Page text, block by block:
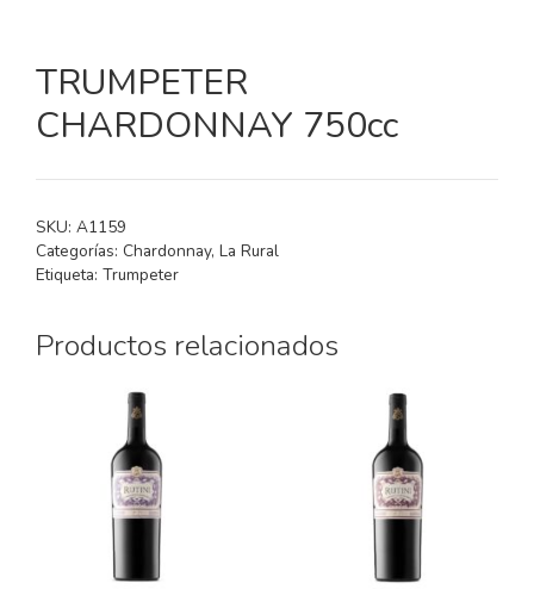
TRUMPETER
CHARDONNAY 750cc
SKU: A1159
Categorías: Chardonnay, La Rural
Etiqueta: Trumpeter
Productos relacionados